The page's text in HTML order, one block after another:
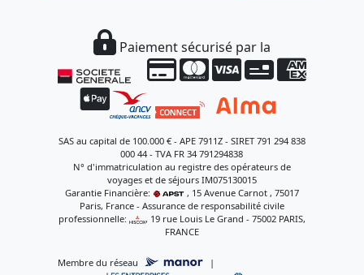
Paiement sécurisé par la
SAS au capital de 100.000 € - APE 7911Z - SIRET 791 294 838
000 44 - TVA FR 34 791294838
N° d'immatriculation au registre des opérateurs de
voyages et de séjours IM075130015
Garantie Financière:
, 15 Avenue Carnot , 75017
Paris, France - Assurance de responsabilité civile
professionnelle:
, 19 rue Louis Le Grand - 75002 PARIS,
FRANCE
Membre du réseau |